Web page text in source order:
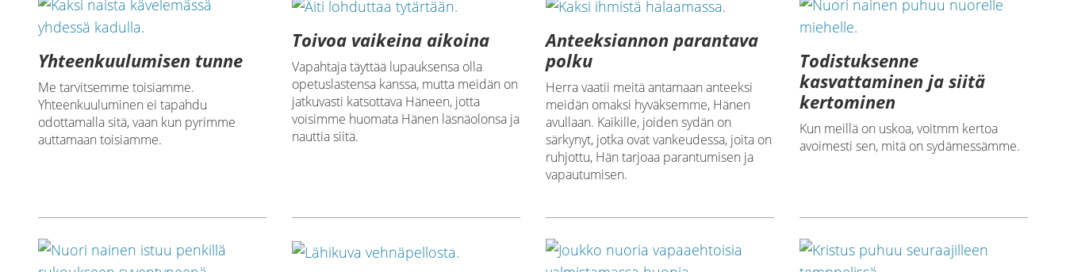
Yhteenkuulumisen tunne
Me tarvitsemme toisiamme.
Yhteenkuuluminen ei tapahdu
odottamalla sitä, vaan kun pyrimme
auttamaan toisiamme.
Toivoa vaikeina aikoina
Vapahtaja täyttää lupauksensa olla
opetuslastensa kanssa, mutta meidän on
jatkuvasti katsottava Häneen, jotta
voisimme huomata Hänen läsnäolonsa ja
nauttia siitä.
Anteeksiannon parantava
polku
Herra vaatii meitä antamaan anteeksi
meidän omaksi hyväksemme, Hänen
avullaan. Kaikille, joiden sydän on
särkynyt, jotka ovat vankeudessa, joita on
ruhjottu, Hän tarjoaa parantumisen ja
vapautumisen.
Todistuksenne
kasvattaminen ja siitä
kertominen
Kun meillä on uskoa, voitmm kertoa
avoimesti sen, mitä on sydämessämme.